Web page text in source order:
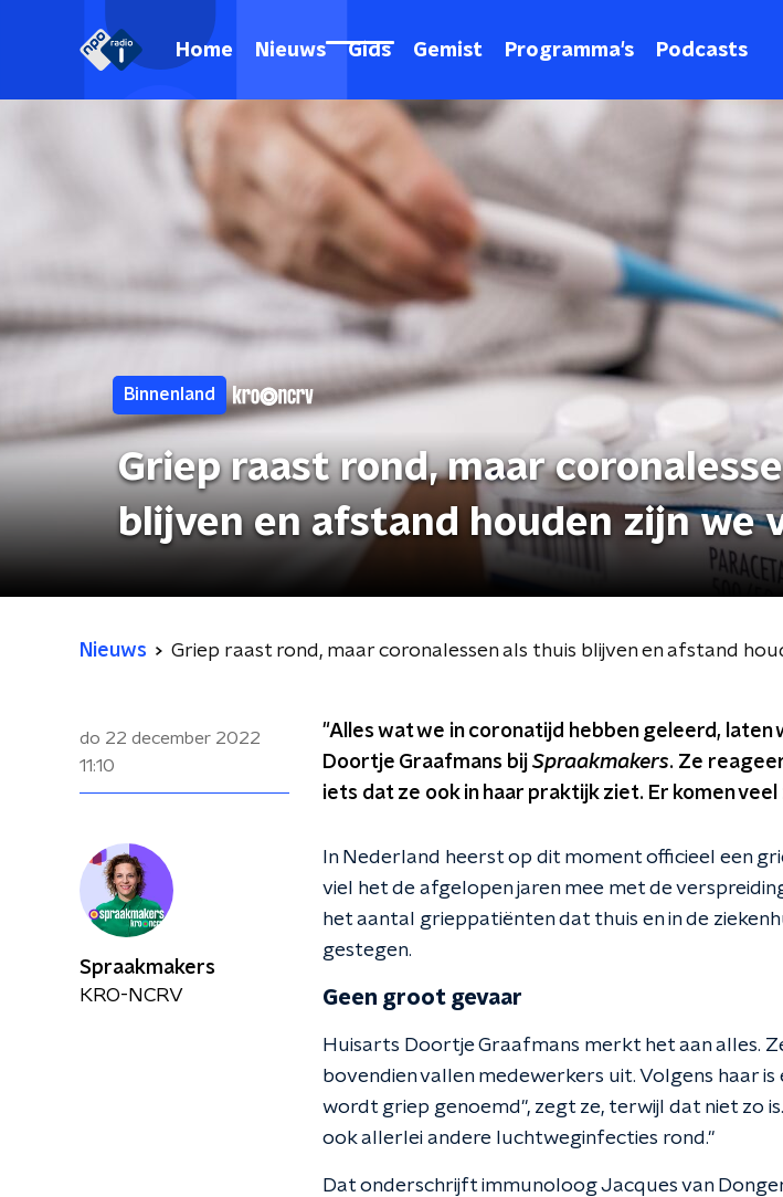
Home Nieuws Gids Gemist Programma's Podcasts
Binnenland
Griep raast rond, maar
blijven en afstand houden zijn we
Nieuws Griep raast rond, maar coronalessen als thuis blijven en afstand
do 22 december 2022
11:10
"Alles wat we in coronatijd hebben geleerd,
Doortje Graafmans bij Spraakmakers. Ze
iets dat ze ook in haar praktijk ziet. Er komen
In Nederland heerst op dit moment officieel een
viel het de afgelopen jaren mee met de
het aantal grieppatiënten dat thuis en in de
gestegen.
Geen groot gevaar
Huisarts Doortje Graafmans merkt het aan alles.
bovendien vallen medewerkers uit. Volgens haar
wordt griep genoemd", zegt ze, terwijl dat niet zo
ook allerlei andere luchtweginfecties rond."
Dat onderschrijft immunoloog Jacques van
Spraakmakers
KRO-NCRV